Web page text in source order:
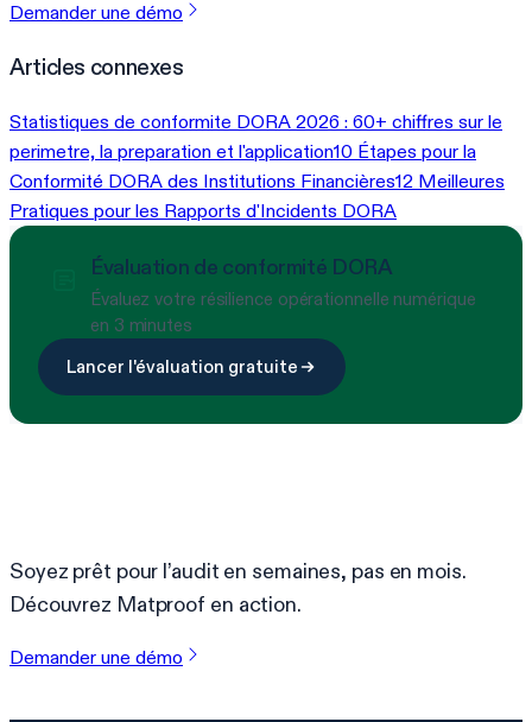
Demander une démo
Articles connexes
Statistiques de conformite DORA 2026 : 60+ chiffres sur le
perimetre, la preparation et l'application10 Étapes pour la
Conformité DORA des Institutions Financières12 Meilleures
Pratiques pour les Rapports d'Incidents DORA
Évaluation de conformité DORA
Évaluez votre résilience opérationnelle numérique
en 3 minutes
Lancer l'évaluation gratuite
Soyez prêt pour l’audit en semaines, pas en mois.
Découvrez Matproof en action.
Demander une démo